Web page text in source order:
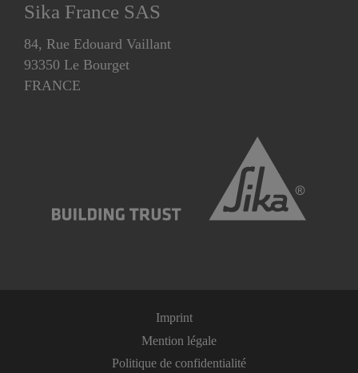
Sika France SAS
84, Rue Edouard Vaillant
93350 Le Bourget
FRANCE
Imprint
Mention légale
Politique de confidentialité